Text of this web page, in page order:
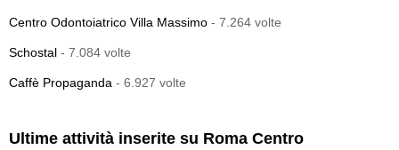
Centro Odontoiatrico Villa Massimo - 7.264 volte
Schostal - 7.084 volte
Caffè Propaganda - 6.927 volte
Ultime attività inserite su Roma Centro